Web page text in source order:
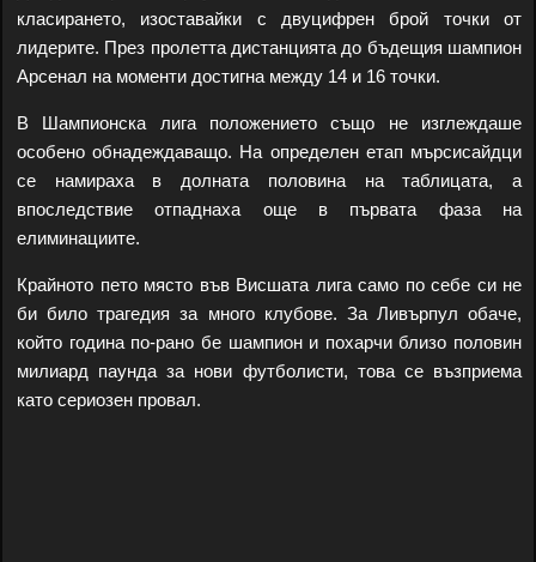
класирането, изоставайки с двуцифрен брой точки от
лидерите. През пролетта дистанцията до бъдещия шампион
Арсенал на моменти достигна между 14 и 16 точки.
В Шампионска лига положението също не изглеждаше
особено обнадеждаващо. На определен етап мърсисайдци
се намираха в долната половина на таблицата, а
впоследствие отпаднаха още в първата фаза на
елиминациите.
Крайното пето място във Висшата лига само по себе си не
би било трагедия за много клубове. За Ливърпул обаче,
който година по-рано бе шампион и похарчи близо половин
милиард паунда за нови футболисти, това се възприема
като сериозен провал.